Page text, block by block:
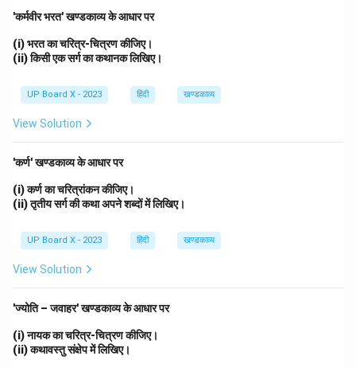
'कर्मवीर भरत' खण्डकाव्य के आधार पर
(i) भरत का चरित्र-चित्रण कीजिए।
(ii) किसी एक सर्ग का कथानक लिखिए।
UP Board X - 2023 हिंदी खण्डकाव्य
View Solution
'कर्ण' खण्डकाव्य के आधार पर
(i) कर्ण का चरित्रांकन कीजिए।
(ii) तृतीय सर्ग की कथा अपने शब्दों में लिखिए।
UP Board X - 2023 हिंदी खण्डकाव्य
View Solution
'ज्योति – जवाहर' खण्डकाव्य के आधार पर
(i) नायक का चरित्र-चित्रण कीजिए।
(ii) कथावस्तु संक्षेप में लिखिए।